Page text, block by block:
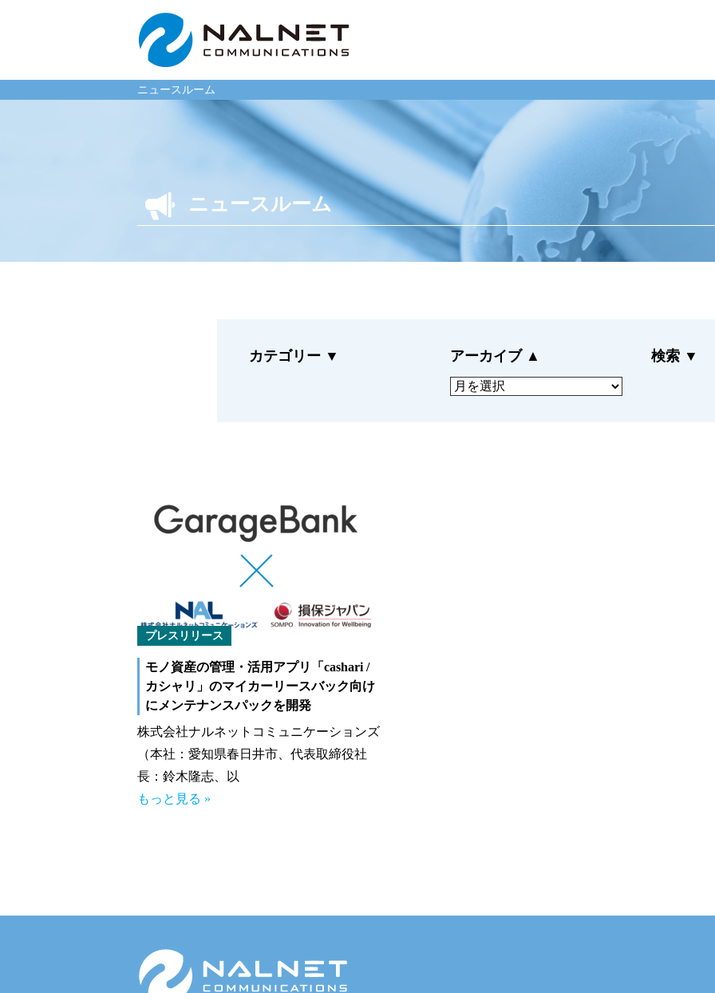
ニュースルーム
ニュースルーム
カテゴリー ▼ アーカイブ ▲ 検索 ▼
プレスリリース
モノ資産の管理・活用アプリ「cashari /
カシャリ」のマイカーリースバック向け
にメンテナンスパックを開発
株式会社ナルネットコミュニケーションズ
（本社：愛知県春日井市、代表取締役社
長：鈴木隆志、以
もっと見る »
リース会社のお客様
自動車メンテナンス受託
(MJS)
福祉車両メンテナンス
一般企業のお客様
自動車メンテナンス受託
(NMS)
緊急ロードサービス
整備工場のお客様
整備業務提携
momoCan
モビノワ
企業情報
ご挨拶
企業概要